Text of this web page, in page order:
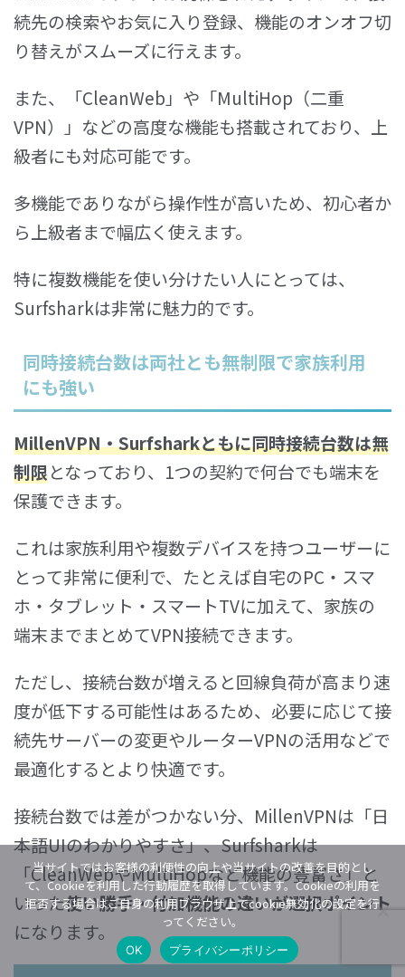
続先の検索やお気に入り登録、機能のオンオフ切
り替えがスムーズに行えます。
また、「CleanWeb」や「MultiHop（二重
VPN）」などの高度な機能も搭載されており、上
級者にも対応可能です。
多機能でありながら操作性が高いため、初心者か
ら上級者まで幅広く使えます。
特に複数機能を使い分けたい人にとっては、
Surfsharkは非常に魅力的です。
同時接続台数は両社とも無制限で家族利用
にも強い
MillenVPN・Surfsharkともに同時接続台数は無
制限となっており、1つの契約で何台でも端末を
保護できます。
これは家族利用や複数デバイスを持つユーザーに
とって非常に便利で、たとえば自宅のPC・スマ
ホ・タブレット・スマートTVに加えて、家族の
端末までまとめてVPN接続できます。
ただし、接続台数が増えると回線負荷が高まり速
度が低下する可能性はあるため、必要に応じて接
続先サーバーの変更やルーターVPNの活用などで
最適化するとより快適です。
接続台数では差がつかない分、MillenVPNは「日
本語UIのわかりやすさ」、Surfsharkは
「CleanWebやMultiHopなど機能の豊富さ」と
いった使い勝手・付加機能の違いが選択ポイント
になります。
当サイトではお客様の利便性の向上や当サイトの改善を目的とし
て、Cookieを利用した行動履歴を取得しています。Cookieの利用を
拒否する場合はご自身の利用ブラウザ上でcookie無効化の設定を行
ってください。
OK プライバシーポリシー